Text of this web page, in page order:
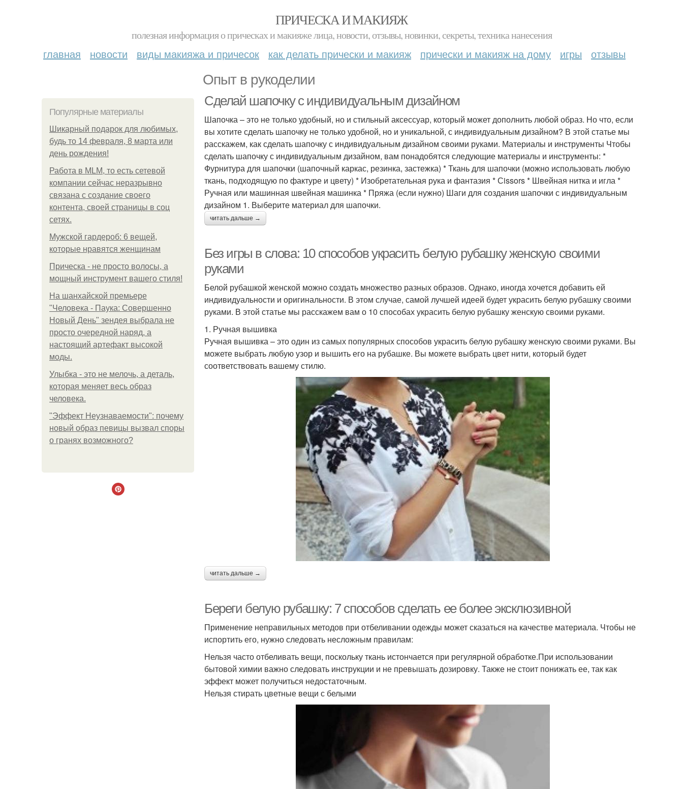
ПРИЧЕСКА И МАКИЯЖ
полезная информация о прическах и макияже лица, новости, отзывы, новинки, секреты, техника нанесения
главная новости виды макияжа и причесок как делать прически и макияж прически и макияж на дому игры отзывы
Опыт в рукоделии
Популярные материалы
Шикарный подарок для любимых,
будь то 14 февраля, 8 марта или
день рождения!
Работа в MLM, то есть сетевой
компании сейчас неразрывно
связана с создание своего
контента, своей страницы в соц
сетях.
Мужской гардероб: 6 вещей,
которые нравятся женщинам
Прическа - не просто волосы, а
мощный инструмент вашего стиля!
На шанхайской премьере
"Человека - Паука: Совершенно
Новый День" зендея выбрала не
просто очередной наряд, а
настоящий артефакт высокой
моды.
Улыбка - это не мелочь, а деталь,
которая меняет весь образ
человека.
"Эффект Неузнаваемости": почему
новый образ певицы вызвал споры
о гранях возможного?
Сделай шапочку с индивидуальным дизайном
Шапочка – это не только удобный, но и стильный аксессуар, который может дополнить любой образ. Но что, если
вы хотите сделать шапочку не только удобной, но и уникальной, с индивидуальным дизайном? В этой статье мы
расскажем, как сделать шапочку с индивидуальным дизайном своими руками. Материалы и инструменты Чтобы
сделать шапочку с индивидуальным дизайном, вам понадобятся следующие материалы и инструменты: *
Фурнитура для шапочки (шапочный каркас, резинка, застежка) * Ткань для шапочки (можно использовать любую
ткань, подходящую по фактуре и цвету) * Изобретательная рука и фантазия * Сissors * Швейная нитка и игла *
Ручная или машинная швейная машинка * Пряжа (если нужно) Шаги для создания шапочки с индивидуальным
дизайном 1. Выберите материал для шапочки.
читать дальше →
Без игры в слова: 10 способов украсить белую рубашку женскую своими
руками
Белой рубашкой женской можно создать множество разных образов. Однако, иногда хочется добавить ей
индивидуальности и оригинальности. В этом случае, самой лучшей идеей будет украсить белую рубашку своими
руками. В этой статье мы расскажем вам о 10 способах украсить белую рубашку женскую своими руками.
1. Ручная вышивка
Ручная вышивка – это один из самых популярных способов украсить белую рубашку женскую своими руками. Вы
можете выбрать любую узор и вышить его на рубашке. Вы можете выбрать цвет нити, который будет
соответствовать вашему стилю.
читать дальше →
Береги белую рубашку: 7 способов сделать ее более эксклюзивной
Применение неправильных методов при отбеливании одежды может сказаться на качестве материала. Чтобы не
испортить его, нужно следовать несложным правилам:
Нельзя часто отбеливать вещи, поскольку ткань истончается при регулярной обработке.При использовании
бытовой химии важно следовать инструкции и не превышать дозировку. Также не стоит понижать ее, так как
эффект может получиться недостаточным.
Нельзя стирать цветные вещи с белыми